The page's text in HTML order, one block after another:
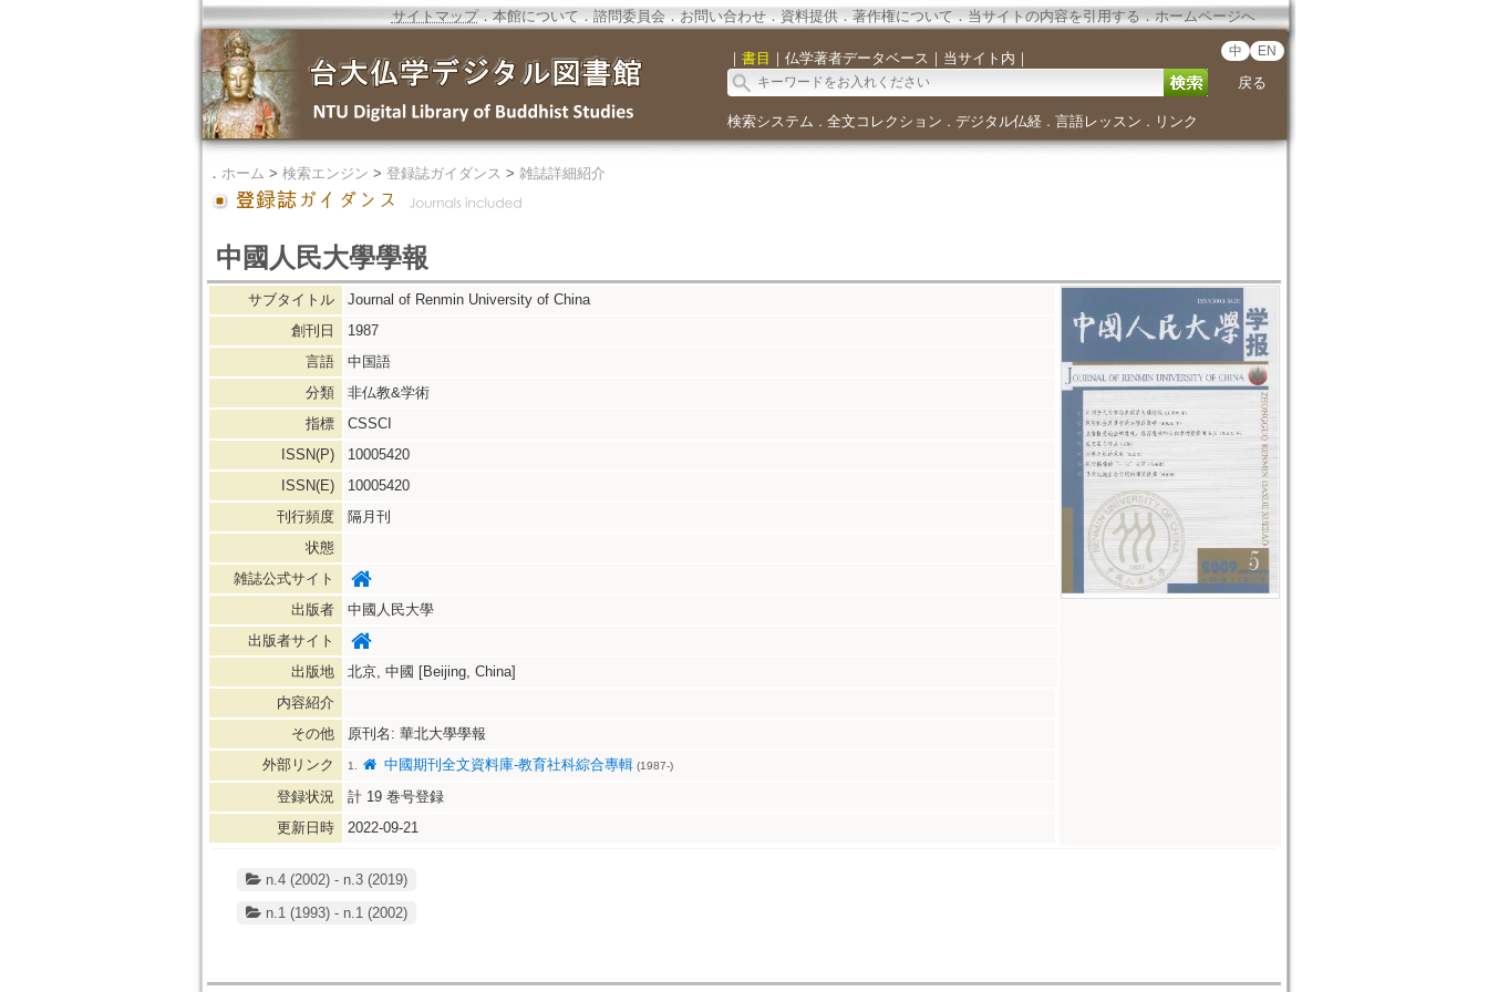
サイトマップ．本館について．諮問委員会．お問い合わせ．資料提供．著作権について．当サイトの内容を引用する．ホームページへ
｜ 書目 ｜ 仏学著者データベース ｜ 当サイト内 ｜ 中 EN
戻る
検索システム ． 全文コレクション ． デジタル仏経． 言語レッスン ． リンク
． ホーム > 検索エンジン > 登録誌ガイダンス > 雑誌詳細紹介
中國人民大學學報
サブタイトル
Journal of Renmin University of China
創刊日
1987
言語
中国語
分類
非仏教&学術
指標
CSSCI
ISSN(P)
10005420
ISSN(E)
10005420
刊行頻度
隔月刊
状態
雑誌公式サイト
出版者
中國人民大學
出版者サイト
出版地
北京, 中國 [Beijing, China]
内容紹介
その他
原刊名: 華北大學學報
外部リンク
1. 中國期刊全文資料庫-教育社科綜合專輯(1987-)
登録状況 計 19巻号登録
更新日時
2022-09-21
n.4 (2002) - n.3 (2019)
n.1 (1993) - n.1 (2002)